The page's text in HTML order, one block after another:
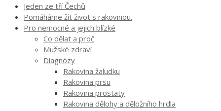
Jeden ze tří Čechů
Pomáháme žít život s rakovinou.
Pro nemocné a jejich blízké
Co dělat a proč
Mužské zdraví
Diagnózy
Rakovina žaludku
Rakovina prsu
Rakovina prostaty
Rakovina dělohy a děložního hrdla